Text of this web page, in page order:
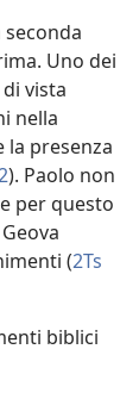
Uno dei
vista
nella
la presenza
). Paolo non
per questo
(2Ts
biblici